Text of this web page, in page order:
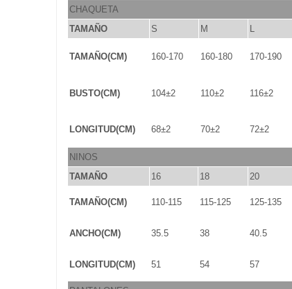
CHAQUETA
TAMAÑO
S M L
TAMAÑO(CM) 160-170 160-180 170-190
BUSTO(CM) 104±2 110±2 116±2
LONGITUD(CM) 68±2 70±2 72±2
NINOS
TAMAÑO
16 18 20
TAMAÑO(CM) 110-115 115-125 125-135
ANCHO(CM) 35.5 38 40.5
LONGITUD(CM) 51 54 57